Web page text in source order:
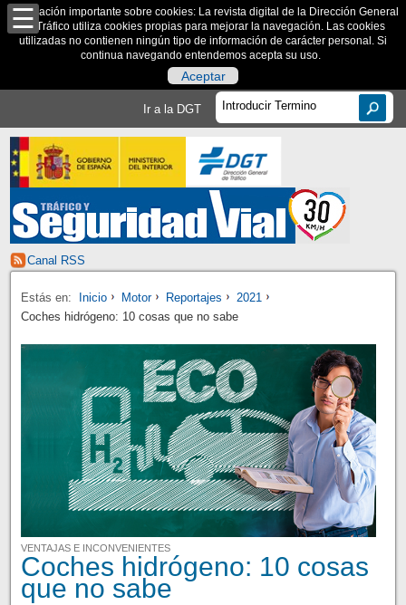
Información importante sobre cookies: La revista digital de la Dirección General
de Tráfico utiliza cookies propias para mejorar la navegación. Las cookies
utilizadas no contienen ningún tipo de información de carácter personal. Si
continua navegando entendemos acepta su uso.
Aceptar
Ir a la DGT
Canal RSS
Estás en: Inicio Motor Reportajes
2021
Coches hidrógeno: 10 cosas que no sabe
VENTAJAS E INCONVENIENTES
Coches hidrógeno: 10 cosas
que no sabe